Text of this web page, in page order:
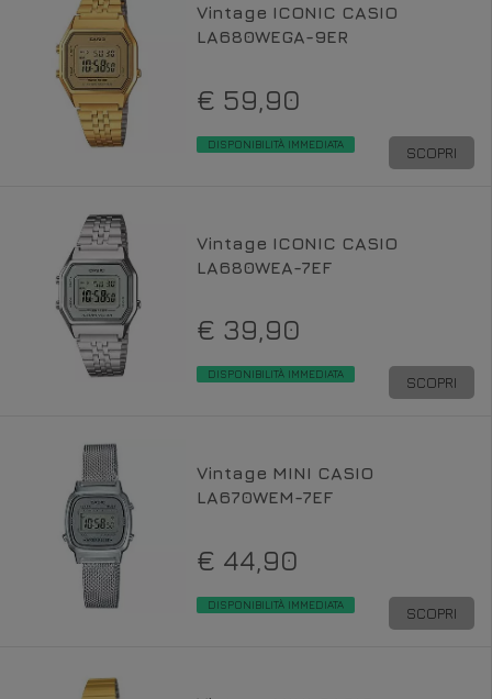
Vintage ICONIC CASIO
LA680WEGA-9ER
€ 59,90
DISPONIBILITÀ IMMEDIATA SCOPRI
Vintage ICONIC CASIO
LA680WEA-7EF
€ 39,90
DISPONIBILITÀ IMMEDIATA SCOPRI
Vintage MINI CASIO
LA670WEM-7EF
€ 44,90
DISPONIBILITÀ IMMEDIATA SCOPRI